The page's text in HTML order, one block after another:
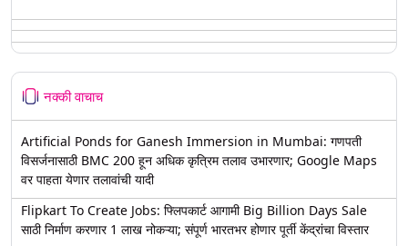
नक्की वाचाच
Artificial Ponds for Ganesh Immersion in Mumbai: गणपती
विसर्जनासाठी BMC 200 हून अधिक कृत्रिम तलाव उभारणार; Google Maps
वर पाहता येणार तलावांची यादी
Flipkart To Create Jobs: फ्लिपकार्ट आगामी Big Billion Days Sale
साठी निर्माण करणार 1 लाख नोकऱ्या; संपूर्ण भारतभर होणार पूर्ती केंद्रांचा विस्तार